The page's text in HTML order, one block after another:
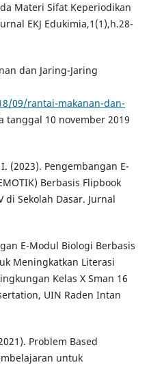
Materi Sifat Keperiodikan
EKJ Edukimia,1(1),h.28-
dan Jaring-Jaring
09/rantai-makanan-dan-
tanggal 10 november 2019
(2023). Pengembangan E-
Berbasis Flipbook
di Sekolah Dasar. Jurnal
E-Modul Biologi Berbasis
Meningkatkan Literasi
Kelas X Sman 16
UIN Raden Intan
Problem Based
untuk